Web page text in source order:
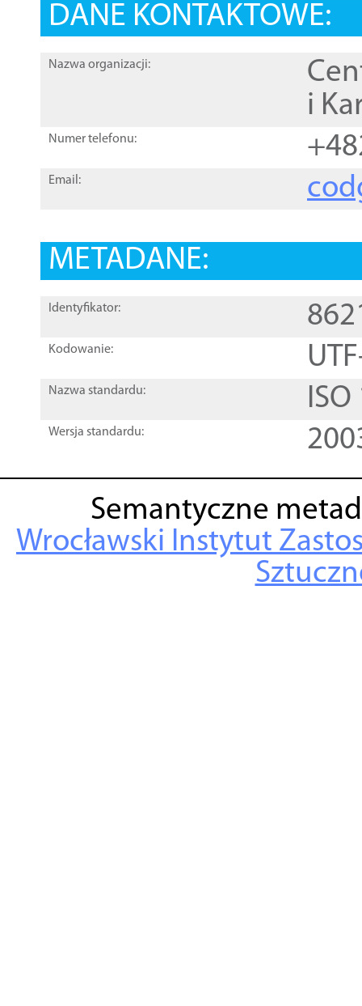
DANE KONTAKTOWE:
Nazwa organizacji:
i
Numer telefonu:
Email:
METADANE:
Identyfikator:
Kodowanie:
Nazwa standardu:
Wersja standardu:
Semantyczne
Wrocławski Instytut